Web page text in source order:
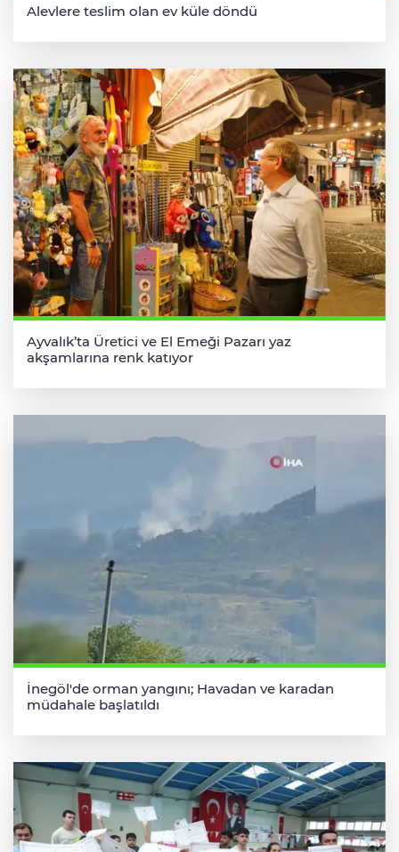
Alevlere teslim olan ev küle döndü
Ayvalık’ta Üretici ve El Emeği Pazarı yaz
akşamlarına renk katıyor
İnegöl'de orman yangını; Havadan ve karadan
müdahale başlatıldı